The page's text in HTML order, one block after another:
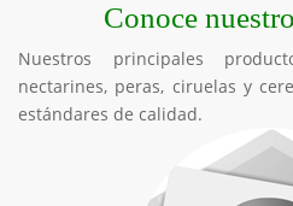
Conoce
Nuestros principales
nectarines, peras, ciruelas y
estándares de calidad.